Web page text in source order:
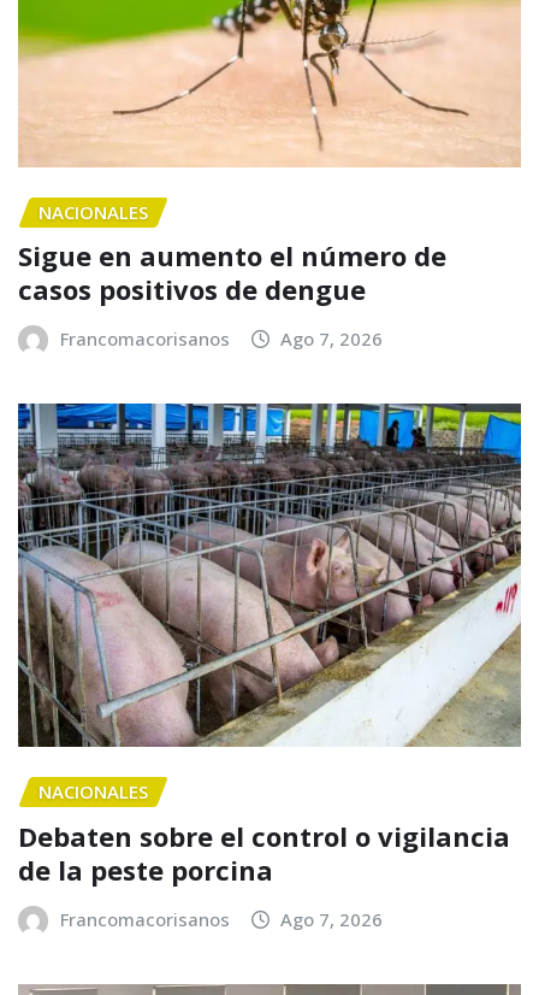
NACIONALES
Sigue en aumento el número de
casos positivos de dengue
Francomacorisanos Ago 7, 2026
NACIONALES
Debaten sobre el control o vigilancia
de la peste porcina
Francomacorisanos Ago 7, 2026